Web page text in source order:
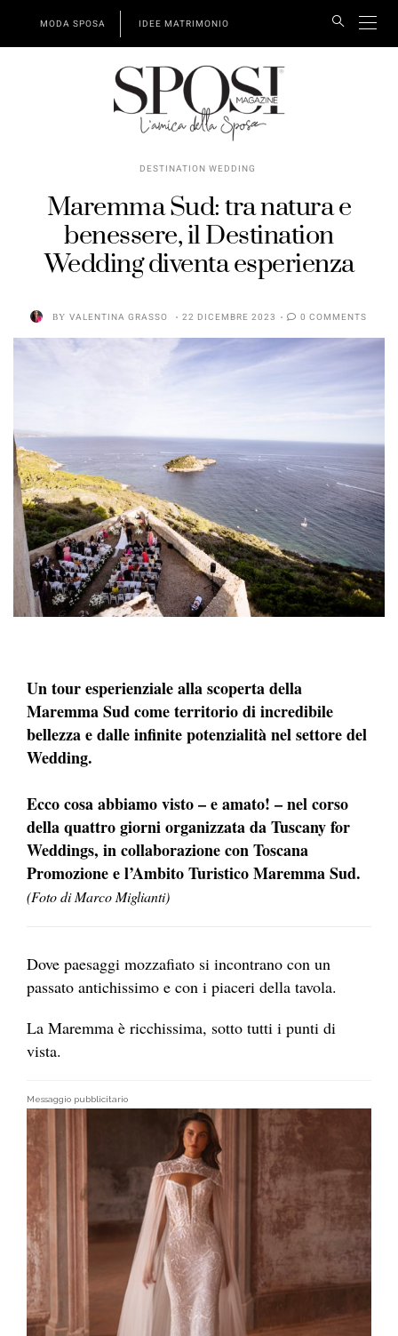
MODA SPOSA IDEE MATRIMONIO
DESTINATION WEDDING
Maremma Sud: tra natura e
benessere, il Destination
Wedding diventa esperienza
BY VALENTINA GRASSO 22 DICEMBRE 2023 0 COMMENTS
Un tour esperienziale alla scoperta della
Maremma Sud come territorio di incredibile
bellezza e dalle infinite potenzialità nel settore del
Wedding.
Ecco cosa abbiamo visto – e amato! – nel corso
della quattro giorni organizzata da Tuscany for
Weddings, in collaborazione con Toscana
Promozione e l’Ambito Turistico Maremma Sud.
(Foto di Marco Miglianti)
Dove paesaggi mozzafiato si incontrano con un
passato antichissimo e con i piaceri della tavola.
La Maremma è ricchissima, sotto tutti i punti di
vista.
Messaggio pubblicitario